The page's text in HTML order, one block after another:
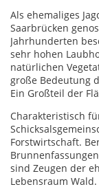
Als ehemaliges
Saarbrücken
Jahrhunderten
sehr hohen
natürlichen
große Bedeutung
Ein Großteil der
Charakteristisch
Forstwirtschaft.
sind Zeugen der
Lebensraum Wald.